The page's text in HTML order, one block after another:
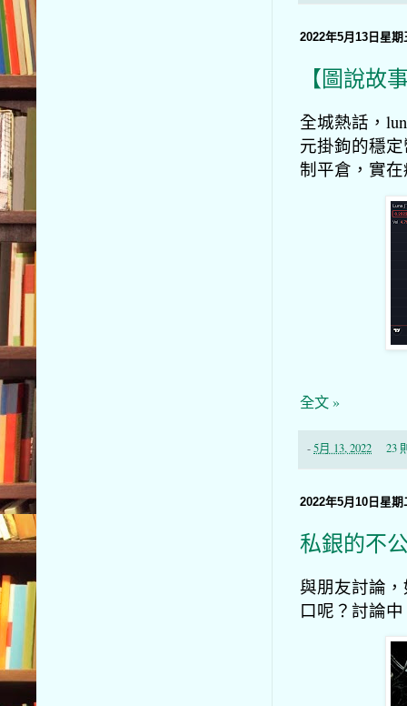
2022年5月13日星期
【圖說故
全城熱話，
元掛鉤的穩
制平倉，實
全文 »
-5月 13, 2022 23
2022年5月10日星期
私銀的不
與朋友討論
口呢？討論